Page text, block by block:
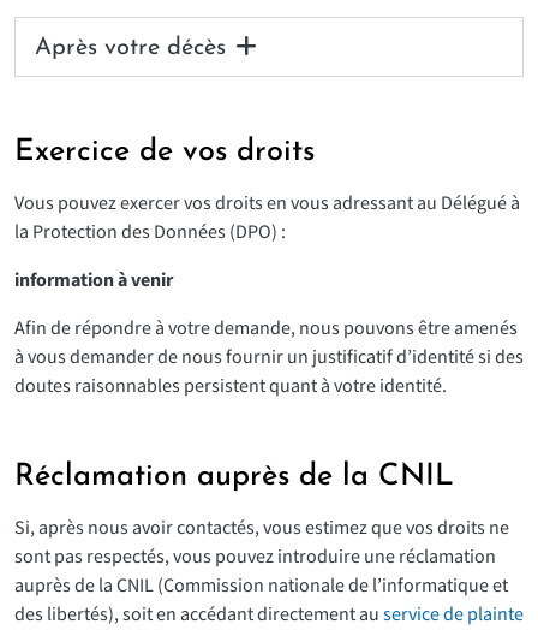
Après votre décès
Exercice de vos droits
Vous pouvez exercer vos droits en vous adressant au Délégué à
la Protection des Données (DPO) :
information à venir
Afin de répondre à votre demande, nous pouvons être amenés
à vous demander de nous fournir un justificatif d’identité si des
doutes raisonnables persistent quant à votre identité.
Réclamation auprès de la CNIL
Si, après nous avoir contactés, vous estimez que vos droits ne
sont pas respectés, vous pouvez introduire une réclamation
auprès de la CNIL (Commission nationale de l’informatique et
des libertés), soit en accédant directement auservice de plainte